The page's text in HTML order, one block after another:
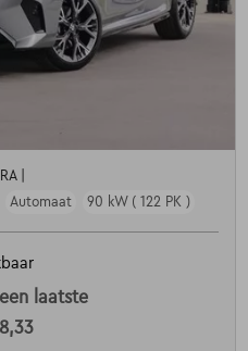
|
Automaat 90 kW ( 122 PK )
laatste